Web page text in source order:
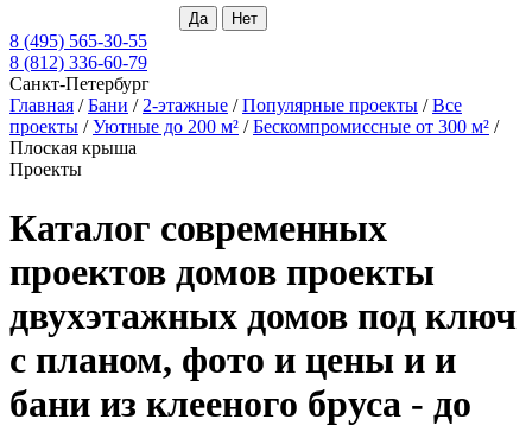
8 (495) 565-30-55
8 (812) 336-60-79
Санкт-Петербург
Главная /Бани / 2-этажные /Популярные проекты /Все
проекты /Уютные до 200 м² /Бескомпромиссные от 300 м² /
Плоская крыша
Проекты
Каталог современных
проектов домов проекты
двухэтажных домов под ключ
с планом, фото и цены и и
бани из клееного бруса - до